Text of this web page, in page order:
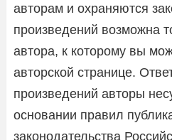
авторам и охраняются
произведений возможна
автора, к которому вы
авторской странице.
произведений авторы
основании правил
законодательства